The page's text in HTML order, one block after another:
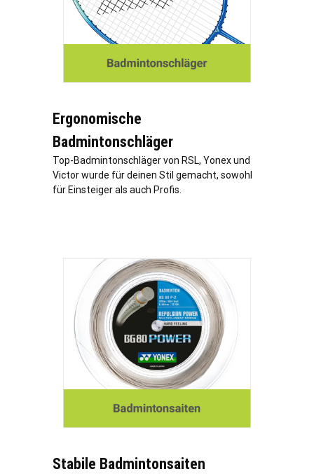
Ergonomische
Badmintonschläger
Top-Badmintonschläger von RSL, Yonex und
Victor wurde für deinen Stil gemacht, sowohl
für Einsteiger als auch Profis.
Stabile Badmintonsaiten